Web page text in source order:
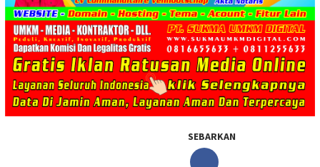
SEBARKAN